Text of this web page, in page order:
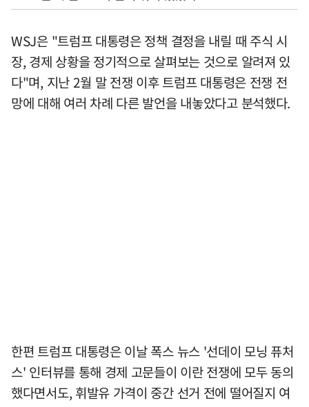
WSJ은 "트럼프 대통령은 정책 결정을 내릴 때 주식 시
장, 경제 상황을 정기적으로 살펴보는 것으로 알려져 있
다"며, 지난 2월 말 전쟁 이후 트럼프 대통령은 전쟁 전
망에 대해 여러 차례 다른 발언을 내놓았다고 분석했다.
한편 트럼프 대통령은 이날 폭스 뉴스 '선데이 모닝 퓨처
스' 인터뷰를 통해 경제 고문들이 이란 전쟁에 모두 동의
했다면서도, 휘발유 가격이 중간 선거 전에 떨어질지 여